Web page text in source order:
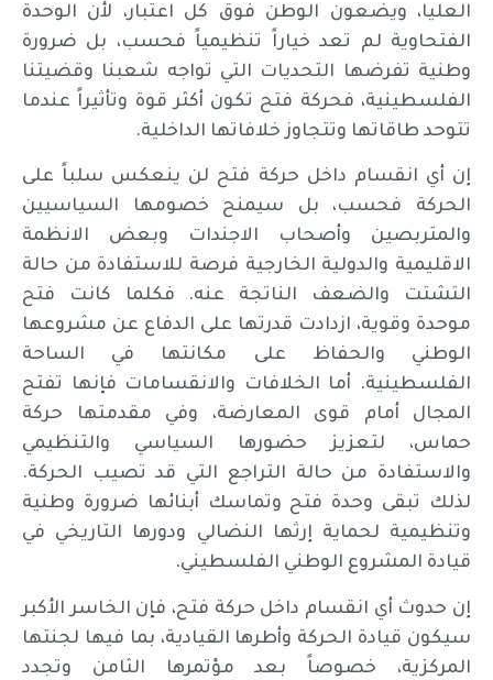
العليا، ويضعون الوطن فوق كل اعتبار، لأن الوحدة
الفتحاوية لم تعد خياراً تنظيمياً فحسب، بل ضرورة
وطنية تفرضها التحديات التي تواجه شعبنا وقضيتنا
الفلسطينية، فحركة فتح تكون أكثر قوة وتأثيراً عندما
تتوحد طاقاتها وتتجاوز خلافاتها الداخلية.
إن أي انقسام داخل حركة فتح لن ينعكس سلباً على
الحركة فحسب، بل سيمنح خصومها السياسيين
والمتربصين وأصحاب الاجندات وبعض الانظمة
الاقليمية والدولية الخارجية فرصة للاستفادة من حالة
التشتت والضعف الناتجة عنه. فكلما كانت فتح
موحدة وقوية، ازدادت قدرتها على الدفاع عن مشروعها
الوطني والحفاظ على مكانتها في الساحة
الفلسطينية. أما الخلافات والانقسامات فإنها تفتح
المجال أمام قوى المعارضة، وفي مقدمتها حركة
حماس، لتعزيز حضورها السياسي والتنظيمي
والاستفادة من حالة التراجع التي قد تصيب الحركة.
لذلك تبقى وحدة فتح وتماسك أبنائها ضرورة وطنية
وتنظيمية لحماية إرثها النضالي ودورها التاريخي في
قيادة المشروع الوطني الفلسطيني.
إن حدوث أي انقسام داخل حركة فتح، فإن الخاسر الأكبر
سيكون قيادة الحركة وأطرها القيادية، بما فيها لجنتها
المركزية، خصوصاً بعد مؤتمرها الثامن وتجدد